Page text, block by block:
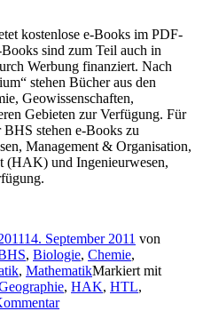
kostenlose e-Books im PDF-
sind zum Teil auch in
Werbung finanziert. Nach
stehen Bücher aus den
Geowissenschaften,
Gebieten zur Verfügung. Für
BHS stehen e-Books zu
Management & Organisation,
(HAK) und Ingenieurwesen,
14. September 2011 von
, Biologie, Chemie,
, MathematikMarkiert mit
, HAK, HTL,